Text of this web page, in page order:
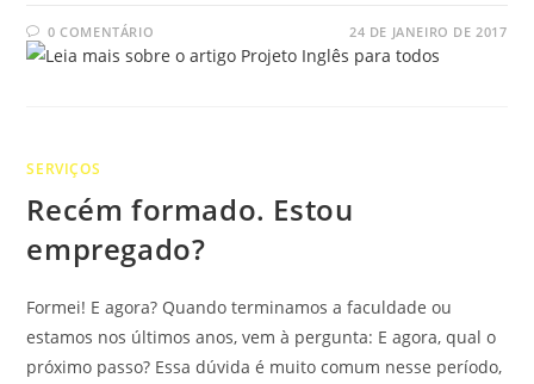
0 COMENTÁRIO 24 DE JANEIRO DE 2017
SERVIÇOS
Recém formado. Estou
empregado?
Formei! E agora? Quando terminamos a faculdade ou
estamos nos últimos anos, vem à pergunta: E agora, qual o
próximo passo? Essa dúvida é muito comum nesse período,